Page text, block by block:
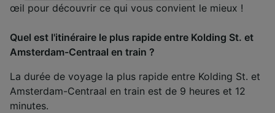
œil pour découvrir ce qui vous convient le mieux !
Quel est l'itinéraire le plus rapide entre Kolding St. et
Amsterdam-Centraal en train ?
La durée de voyage la plus rapide entre Kolding St. et
Amsterdam-Centraal en train est de 9 heures et 12
minutes.